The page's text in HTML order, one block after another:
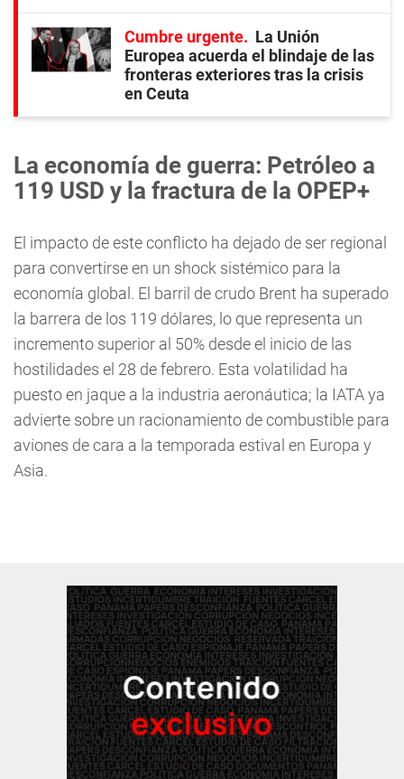
Cumbre urgente
La Unión
Europea acuerda el blindaje de las
fronteras exteriores tras la crisis
en Ceuta
La economía de guerra: Petróleo a
119 USD y la fractura de la OPEP+
El impacto de este conflicto ha dejado de ser regional
para convertirse en un shock sistémico para la
economía global. El barril de crudo Brent ha superado
la barrera de los 119 dólares, lo que representa un
incremento superior al 50% desde el inicio de las
hostilidades el 28 de febrero. Esta volatilidad ha
puesto en jaque a la industria aeronáutica; la IATA ya
advierte sobre un racionamiento de combustible para
aviones de cara a la temporada estival en Europa y
Asia.